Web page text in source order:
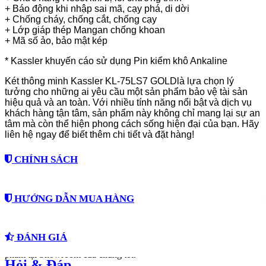
+ Báo động khi nhập sai mã, cạy phá, di dời
+ Chống cháy, chống cắt, chống cạy
+ Lớp giáp thép Mangan chống khoan
+ Mã số ảo, bảo mật kép
* Kassler khuyến cáo sử dụng Pin kiểm khô Ankaline
Két thông minh Kassler KL-75LS7 GOLDlà lựa chọn lý
tưởng cho những ai yêu cầu một sản phẩm bảo vệ tài sản
hiệu quả và an toàn. Với nhiều tính năng nổi bật và dịch vụ
khách hàng tận tâm, sản phẩm này không chỉ mang lại sự an
tâm mà còn thể hiện phong cách sống hiện đại của bạn. Hãy
liên hệ ngay để biết thêm chi tiết và đặt hàng!
CHÍNH SÁCH
Cám ơn quý khách đã quan tâm và truy cập vào website. Chúng tôi
tôn trọng và cam kết sẽ bảo mật những thông tin mang tính riêng tư
Chính sách bảo mật sẽ giải thích cách chúng tôi tiếp nhận, sử dụng
khách.
HƯỚNG DẪN MUA HÀNG
CÁCH 1: Mua trực tiếp tại Hệ Thống Showroom AILOCK.VN
Quý khách có thể đến trực tiếp để tham khảo và chọn mua các sản
ĐÁNH GIÁ